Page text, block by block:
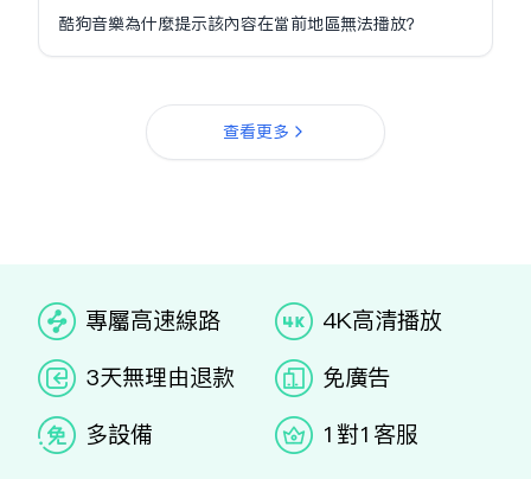
酷狗音樂為什麼提示該內容在當前地區無法播放？
查看更多
专属高速线路
4K高清播放
3天无理由退款
免广告
多设备
1对1客服